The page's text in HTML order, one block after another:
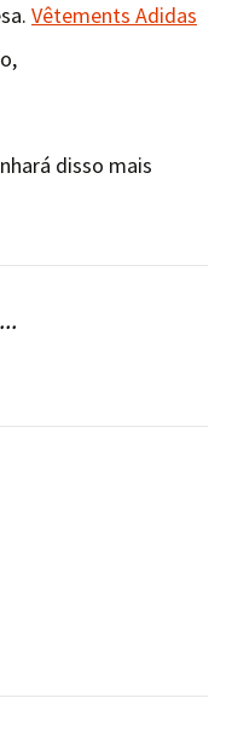
Vêtements Adidas
disso mais